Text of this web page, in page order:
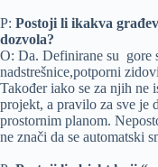
P: Postoji li ikakva
dozvola?
O: Da. Definirane su gore
nadstrešnice,potporni
Također iako se za njih ne
projekt, a pravilo za sve je
prostornim planom.
ne znači da se automatski